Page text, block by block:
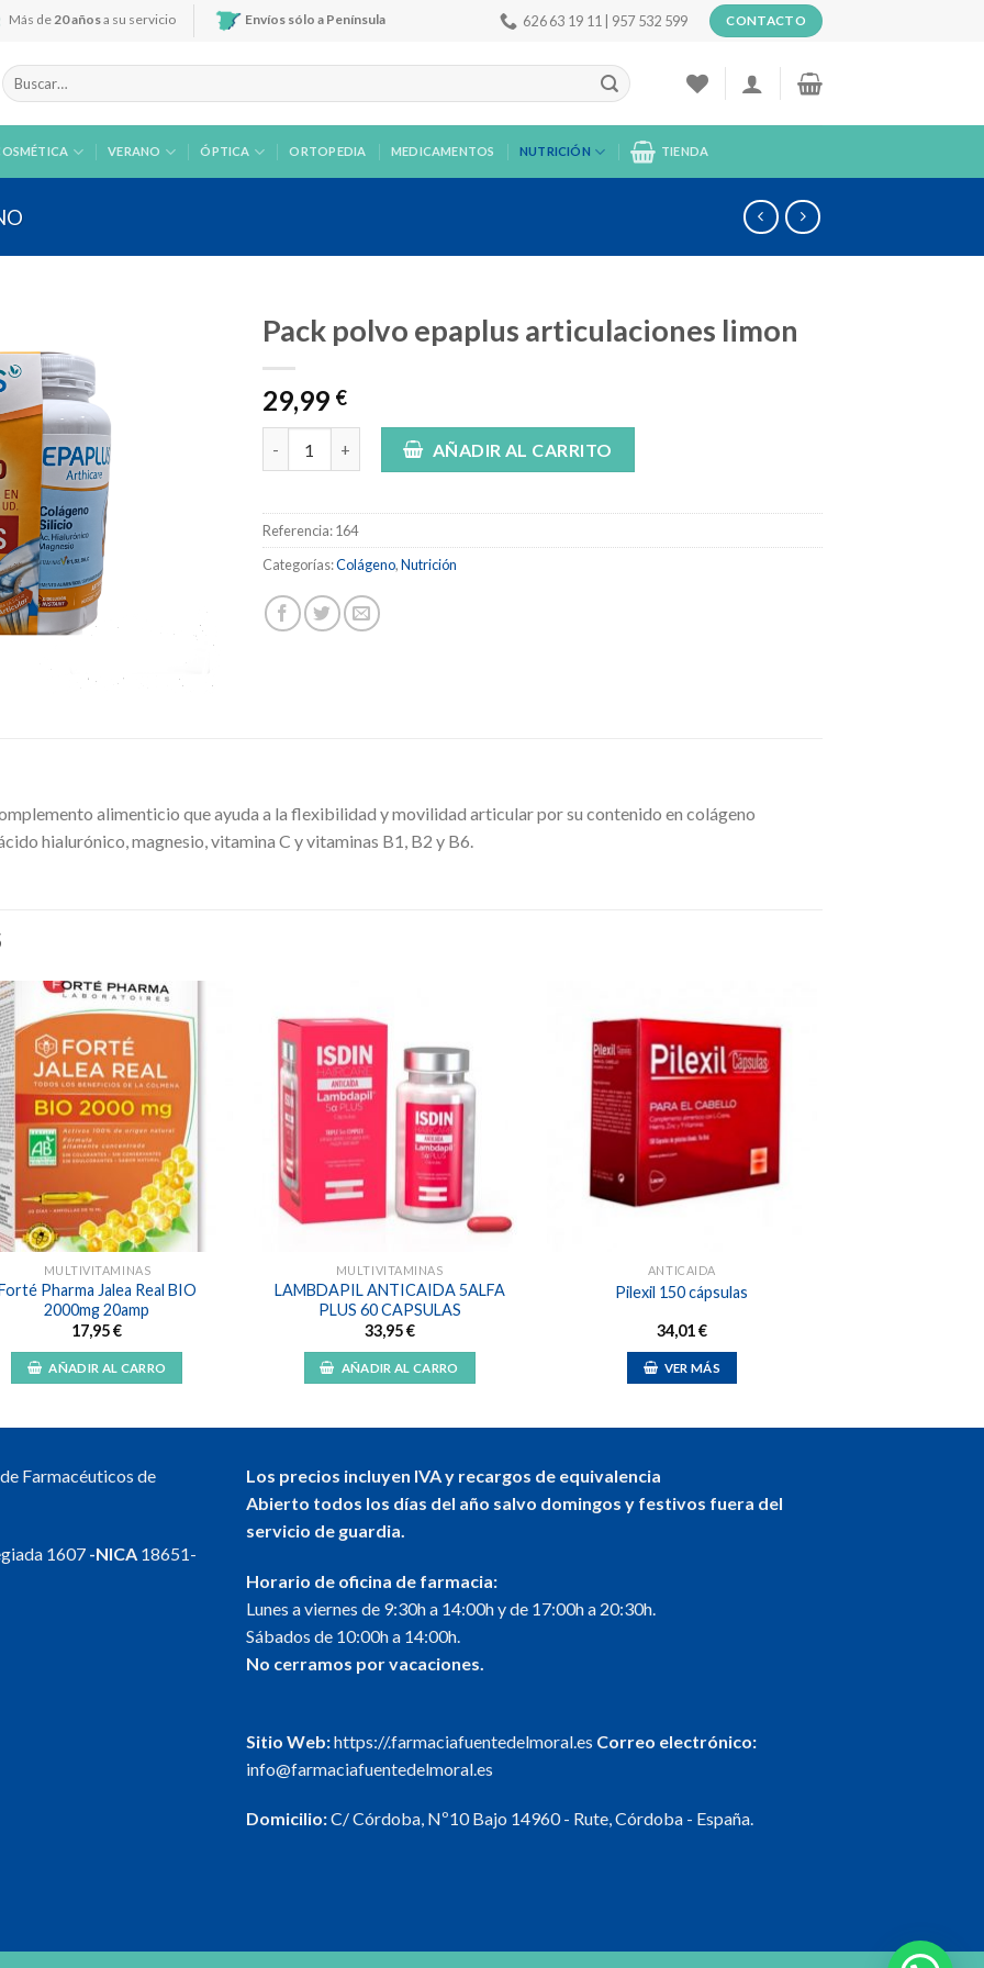
Más de20 añosa su servicio Envíos sólo a Península 626 63 19 11 | 957 532 599 CONTACTO
Buscar
por:
VERANO ÓPTICA ORTOPEDIA MEDICAMENTOS NUTRICIÓN TIENDA
Pack polvo epaplus articulaciones limon
29,99 €
Pack polvo epaplus articulaciones limon cantidad
AÑADIR AL CARRITO
Referencia:164
Categorías:Colágeno,Nutrición
alimenticio que ayuda a la flexibilidad y movilidad articular por su contenido en colágeno
hialurónico, magnesio, vitamina C y vitaminas B1, B2 y B6.
Añadir
a la
lista de
deseos
MULTIVITAMINAS
Pharma Jalea Real BIO
2000mg 20amp
17,95€
AÑADIR AL CARRO
Añadir
MULTIVITAMINAS
LAMBDAPIL ANTICAIDA 5ALFA
PLUS 60 CAPSULAS
33,95€
AÑADIR AL CARRO
Añadir
ANTICAIDA
Pilexil 150 cápsulas
34,01€
VER MÁS
Farmacéuticos de
1607 -NICA 18651-
Los precios incluyen IVA y recargos de equivalencia
Abierto todos los días del año salvo domingos y festivos fuera del
servicio de guardia.
Horario de oficina de farmacia:
Lunes a viernes de 9:30h a 14:00h y de 17:00h a 20:30h.
Sábados de 10:00h a 14:00h.
No cerramos por vacaciones.
Sitio Web:https://.farmaciafuentedelmoral.es Correo electrónico:
info@farmaciafuentedelmoral.es
Domicilio:C/ Córdoba, Nº10 Bajo 14960 - Rute, Córdoba - España.